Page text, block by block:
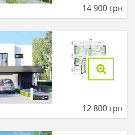
14 900 грн
12 800 грн